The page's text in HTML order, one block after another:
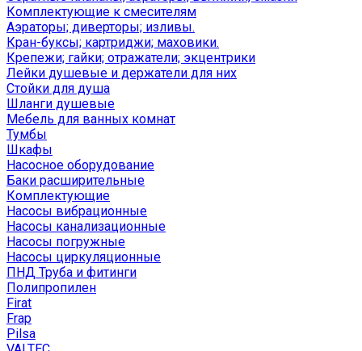
Комплектующие к смесителям
Аэраторы; диверторы; изливы.
Кран-буксы; картриджи; маховики.
Крепежи; гайки; отражатели; экцентрики
Лейки душевые и держатели для них
Стойки для душа
Шланги душевые
Мебель для ванных комнат
Тумбы
Шкафы
Насосное оборудование
Баки расширительные
Комплектующие
Насосы вибрационные
Насосы канализационные
Насосы погружные
Насосы циркуляционные
ПНД Труба и фитинги
Полипропилен
Firat
Frap
Pilsa